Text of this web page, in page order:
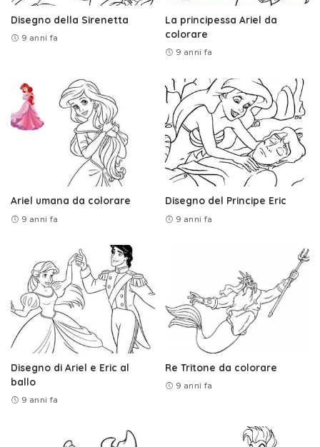
Disegno della Sirenetta
9 anni fa
La principessa Ariel da
colorare
9 anni fa
Ariel umana da colorare
9 anni fa
Disegno del Principe Eric
9 anni fa
Disegno di Ariel e Eric al
ballo
9 anni fa
Re Tritone da colorare
9 anni fa